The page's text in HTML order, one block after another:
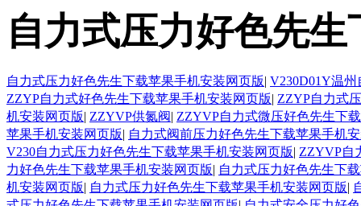
自力式压力好色先
自力式压力好色先生下载苹果手机安装网页版| V230D01Y温
ZZYP自力式好色先生下载苹果手机安装网页版| ZZYP自力式
机安装网页版| ZZYVP供氮阀| ZZYVP自力式微压好色先生下
苹果手机安装网页版| 自力式阀前压力好色先生下载苹果手机
V230自力式压力好色先生下载苹果手机安装网页版| ZZYVP自
力好色先生下载苹果手机安装网页版| 自力式压力好色先生下
机安装网页版| 自力式压力好色先生下载苹果手机安装网页版|